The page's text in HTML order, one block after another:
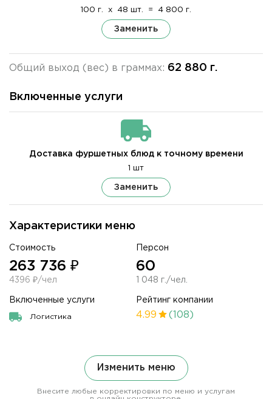
Характеристики меню
Стоимость
263 736 ₽
4396 ₽/чел
Персон
60
1 048 г./чел.
Включенные услуги
Логистика
Рейтинг компании
4.99 (108)
100 г. x 48 шт. = 4 800 г.
Заменить
Общий выход (вес) в граммах: 62 880 г.
Изменить меню
Внесите любые корректировки по меню и услугам
Включенные услуги
Доставка фуршетных блюд к точному времени
1 шт
Заменить